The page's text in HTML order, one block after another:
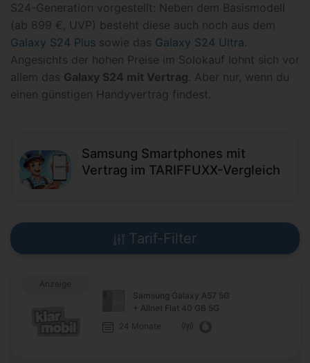
S24-Generation vorgestellt: Neben dem Basismodell
(ab 899 €, UVP) besteht diese auch noch aus dem
Galaxy S24 Plus sowie das Galaxy S24 Ultra.
Angesichts der hohen Preise im Solokauf lohnt sich vor
allem das Galaxy S24 mit Vertrag. Aber nur, wenn du
einen günstigen Handyvertrag findest.
Samsung Smartphones mit
Vertrag im TARIFFUXX-Vergleich
Tarif-Filter
Anzeige
Samsung Galaxy A57 5G
+ Allnet Flat 40 GB 5G
24 Monate